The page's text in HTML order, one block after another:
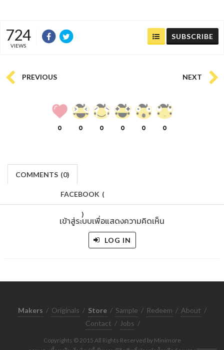
724
VIEWS
SUBSCRIBE
PREVIOUS NEXT
0 0 0 0 0 0
COMMENTS (0)
FACEBOOK (
)
เข้าสู่ระบบเพื่อแสดงความคิดเห็น
LOG IN
Makers / Originals / Store / Sample / Redeem / About /
Contact / Jobs /
Copyrights © 2015 All Rights Reserved by Minimore